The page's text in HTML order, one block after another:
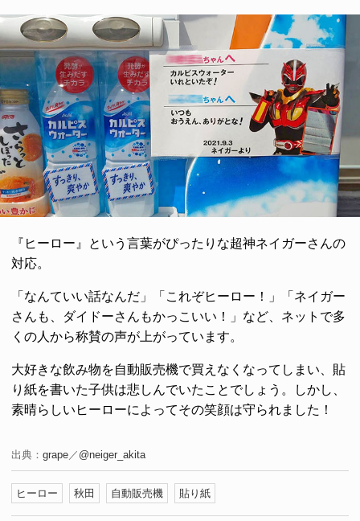
『ヒーロー』という言葉がぴったりな超神ネイガーさんの
対応。
「なんていい話なんだ」「これぞヒーロー！」「ネイガー
さんも、ダイドーさんもかっこいい！」など、ネットで多
くの人から称賛の声が上がっています。
大好きな飲み物を自動販売機で買えなくなってしまい、貼
り紙を書いた子供は悲しんでいたことでしょう。しかし、
素晴らしいヒーローによってその笑顔は守られました！
出典： grape／ @neiger_akita
ヒーロー 秋田 自動販売機 貼り紙